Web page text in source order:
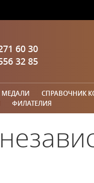
60 30
32 85
МЕДАЛИ
СПРАВОЧНИК
ФИЛАТЕЛИЯ